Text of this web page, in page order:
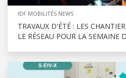
IDF MOBILITÉS NEWS
TRAVAUX D'ÉTÉ : LES
LE RÉSEAU POUR LA SEMAINE